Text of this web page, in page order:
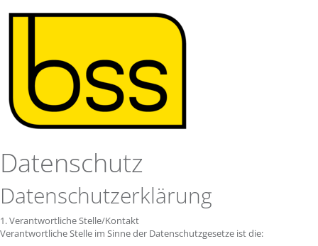
Datenschutz
Datenschutzerklärung
1. Verantwortliche Stelle/Kontakt
Verantwortliche Stelle im Sinne der Datenschutzgesetze ist die: